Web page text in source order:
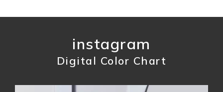
instagram
Digital Color Chart